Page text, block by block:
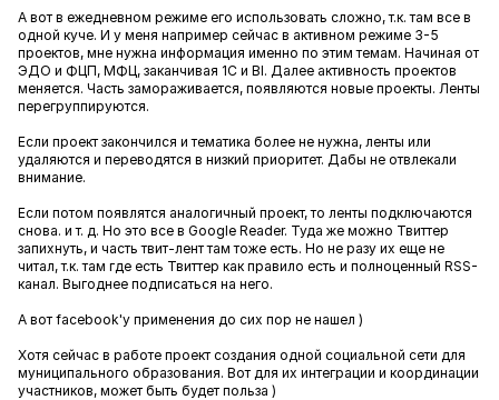
А вот в ежедневном режиме его использовать сложно, т.к. там все в
одной куче. И у меня например сейчас в активном режиме 3-5
проектов, мне нужна информация именно по этим темам. Начиная от
ЭДО и ФЦП, МФЦ, заканчивая 1С и BI. Далее активность проектов
меняется. Часть замораживается, появляются новые проекты. Ленты
перегруппируются.
Если проект закончился и тематика более не нужна, ленты или
удаляются и переводятся в низкий приоритет. Дабы не отвлекали
внимание.
Если потом появлятся аналогичный проект, то ленты подключаются
снова. и т. д. Но это все в Google Reader. Туда же можно Твиттер
запихнуть, и часть твит-лент там тоже есть. Но не разу их еще не
читал, т.к. там где есть Твиттер как правило есть и полноценный RSS-
канал. Выгоднее подписаться на него.
А вот facebook'у применения до сих пор не нашел )
Хотя сейчас в работе проект создания одной социальной сети для
муниципального образования. Вот для их интеграции и координации
участников, может быть будет польза )